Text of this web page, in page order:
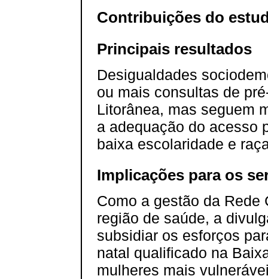
Contribuições do
Principais resultados
Desigualdades
ou mais consultas de
Litorânea, mas seguem
a adequação do acesso
baixa escolaridade e
Implicações para os
Como a gestão da Rede
região de saúde, a
subsidiar os esforços
natal qualificado na
mulheres mais